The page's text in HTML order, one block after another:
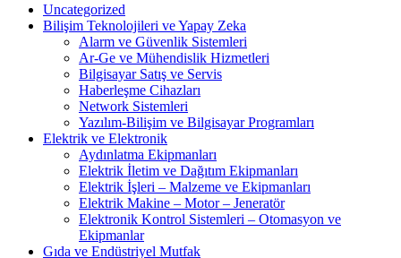
Uncategorized
Bilişim Teknolojileri ve Yapay Zeka
Alarm ve Güvenlik Sistemleri
Ar-Ge ve Mühendislik Hizmetleri
Bilgisayar Satış ve Servis
Haberleşme Cihazları
Network Sistemleri
Yazılım-Bilişim ve Bilgisayar Programları
Elektrik ve Elektronik
Aydınlatma Ekipmanları
Elektrik İletim ve Dağıtım Ekipmanları
Elektrik İşleri – Malzeme ve Ekipmanları
Elektrik Makine – Motor – Jeneratör
Elektronik Kontrol Sistemleri – Otomasyon ve
Ekipmanlar
Gıda ve Endüstriyel Mutfak